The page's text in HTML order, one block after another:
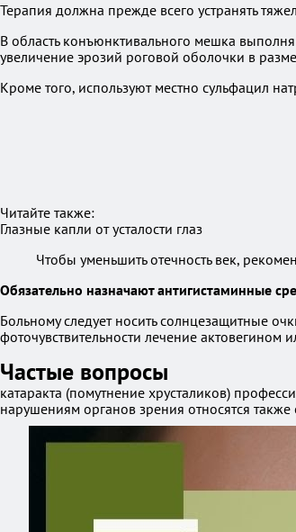
Терапия должна прежде всего устранять
В область конъюнктивального мешка
увеличение эрозий роговой оболочки в
Кроме того, используют местно сульфацил
Читайте также:
Глазные капли от усталости глаз
Чтобы уменьшить отечность век,
Обязательно назначают антигистаминные
Больному следует носить солнцезащитные
фоточувствительности лечение
Частые вопросы
катаракта (помутнение хрусталиков)
нарушениям органов зрения относятся